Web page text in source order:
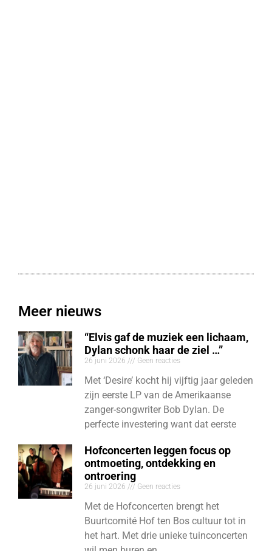
Meer nieuws
“Elvis gaf de muziek een lichaam,
Dylan schonk haar de ziel …”
26 juni 2026 Geen reacties
Met ‘Desire’ kocht hij vijftig jaar geleden
zijn eerste LP van de Amerikaanse
zanger-songwriter Bob Dylan. De
perfecte investering want dat eerste
Hofconcerten leggen focus op
ontmoeting, ontdekking en
ontroering
26 juni 2026 Geen reacties
Met de Hofconcerten brengt het
Buurtcomité Hof ten Bos cultuur tot in
het hart. Met drie unieke tuinconcerten